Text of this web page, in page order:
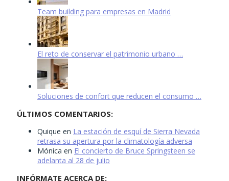
Team building para empresas en Madrid
El reto de conservar el patrimonio urbano …
Soluciones de confort que reducen el consumo …
ÚLTIMOS COMENTARIOS:
Quique en La estación de esquí de Sierra Nevada
retrasa su apertura por la climatología adversa
Mónica en El concierto de Bruce Springsteen se
adelanta al 28 de julio
INFÓRMATE ACERCA DE: